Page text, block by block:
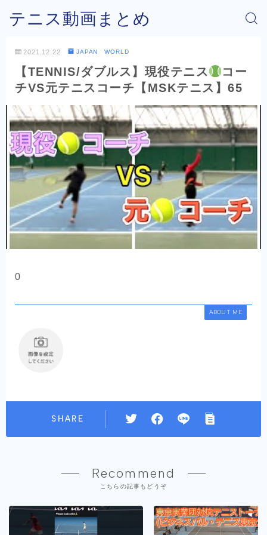
テニス動画まとめ
2021.12.22 JAPAN WORLD
【TENNIS/ダブルス】現役テニス
コー
チVS元テニスコーチ【MSKテニス】65
0
ABOUT ME
SHARE
Recommend
こちらの記事もどうぞ